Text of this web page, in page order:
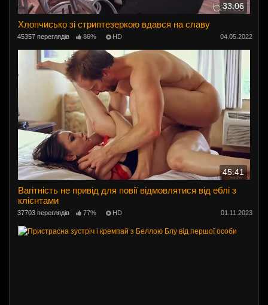
33:06
Хлопчисько зі стриптезеркою вдався на славу
45357 переглядів 86% HD 04.05.2022
45:41
Вагітність не привід для повії відмовлятися від еблі з
клієнтами
37703 переглядів 77% HD 01.11.2023